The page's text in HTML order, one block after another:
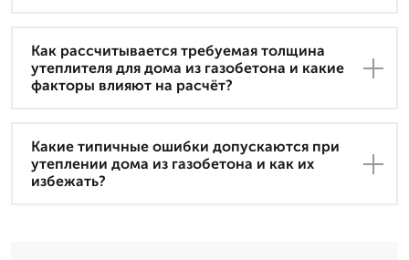
Как рассчитывается требуемая толщина
утеплителя для дома из газобетона и какие
факторы влияют на расчёт?
Какие типичные ошибки допускаются при
утеплении дома из газобетона и как их
избежать?